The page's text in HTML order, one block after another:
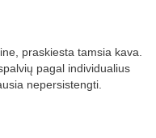
praskiesta tamsia kava.
pagal individualius
nepersistengti.